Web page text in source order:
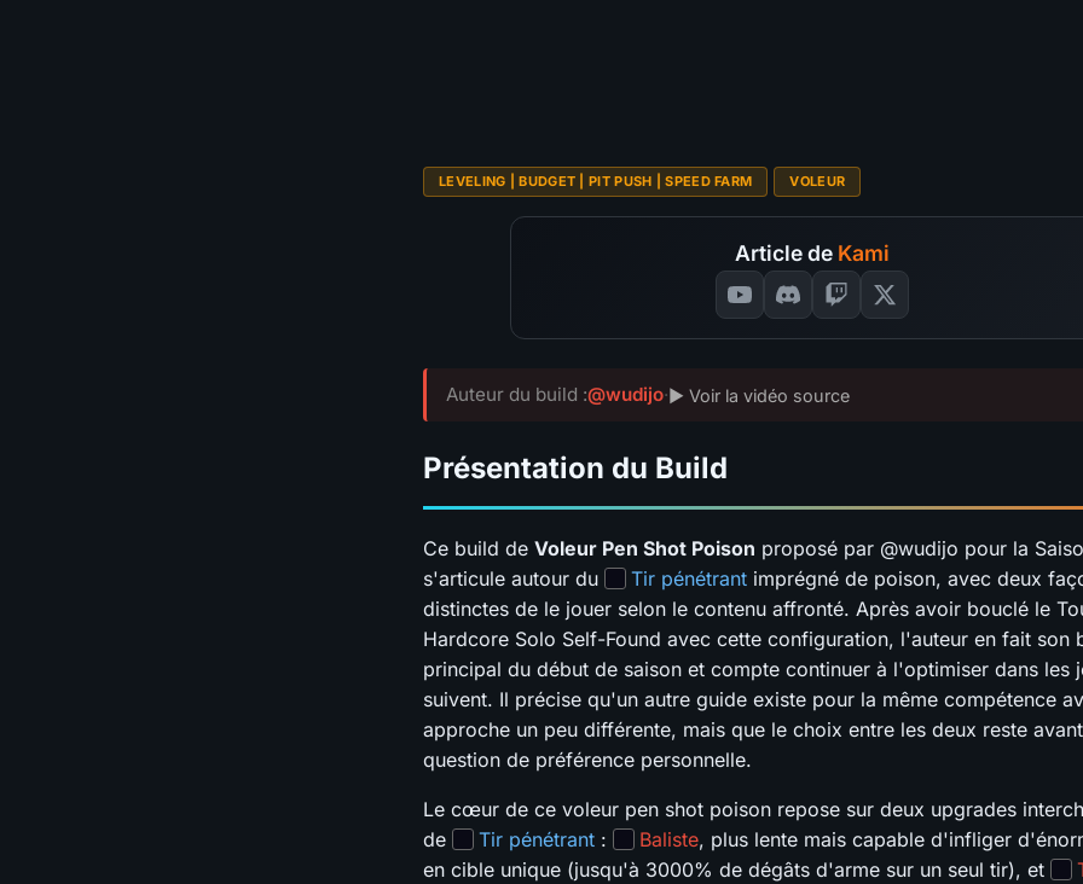
LEVELING | BUDGET | PIT PUSH | SPEED FARM VOLEUR
Article de Kami
Auteur du build :@wudijo·▶ Voir la vidéo source
Présentation du Build
Ce build de Voleur Pen Shot Poison proposé par @wudijo pour la
s'articule autour du
Tir pénétrant imprégné de poison, avec deux
distinctes de le jouer selon le contenu affronté. Après avoir bouclé le
Hardcore Solo Self-Found avec cette configuration, l'auteur en fait son
principal du début de saison et compte continuer à l'optimiser dans les
suivent. Il précise qu'un autre guide existe pour la même compétence
approche un peu différente, mais que le choix entre les deux reste
question de préférence personnelle.
Le cœur de ce voleur pen shot poison repose sur deux upgrades
de
Tir pénétrant : Baliste, plus lente mais capable d'infliger
en cible unique (jusqu'à 3000% de dégâts d'arme sur un seul tir), et